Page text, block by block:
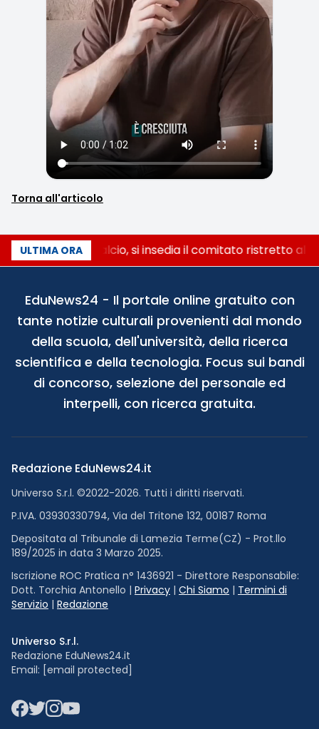
Torna all'articolo
ULTIMA ORA
Riforma del calcio, si insedia il comitato ristretto al
EduNews24 - Il portale online gratuito con
tante notizie culturali provenienti dal mondo
della scuola, dell'università, della ricerca
scientifica e della tecnologia. Focus sui bandi
di concorso, selezione del personale ed
interpelli, con ricerca gratuita.
Redazione EduNews24.it
Universo S.r.l. ©2022-2026. Tutti i diritti riservati.
P.IVA. 03930330794, Via del Tritone 132, 00187 Roma
Depositata al Tribunale di Lamezia Terme(CZ) - Prot.llo
189/2025 in data 3 Marzo 2025.
Iscrizione ROC Pratica n° 1436921 - Direttore Responsabile:
Dott. Torchia Antonello | Privacy | Chi Siamo | Termini di
Servizio | Redazione
Universo S.r.l.
Redazione EduNews24.it
Email: [email protected]
Facebook
TwitterInstagram
YouTube